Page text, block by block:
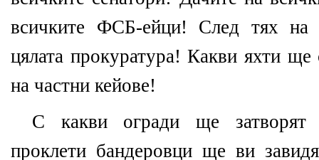
всичките ФСБ-ейци! След тях на
цялата прокуратура! Какви яхти
на частни кейове!
С какви огради ще
проклети бандеровци ще ви